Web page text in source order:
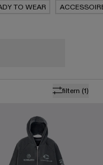
TO WEAR
filtern (1)